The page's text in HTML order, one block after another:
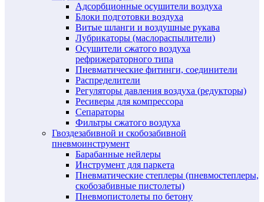
Адсорбционные осушители воздуха
Блоки подготовки воздуха
Витые шланги и воздушные рукава
Лубрикаторы (маслораспылители)
Осушители сжатого воздуха
рефрижераторного типа
Пневматические фитинги, соединители
Распределители
Регуляторы давления воздуха (редукторы)
Ресиверы для компрессора
Сепараторы
Фильтры сжатого воздуха
Гвоздезабивной и скобозабивной
пневмоинструмент
Барабанные нейлеры
Инструмент для паркета
Пневматические степлеры (пневмостеплеры,
скобозабивные пистолеты)
Пневмопистолеты по бетону